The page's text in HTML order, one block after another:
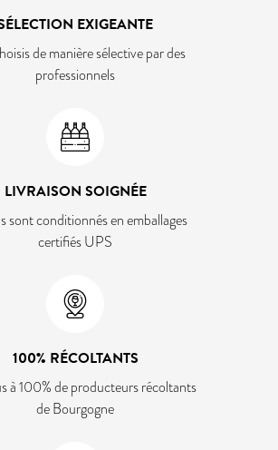
EXIGEANTE
de manière sélective par des
professionnels
LIVRAISON SOIGNÉE
sont conditionnés en emballages
certifiés UPS
100% RÉCOLTANTS
à 100% de producteurs récoltants
de Bourgogne